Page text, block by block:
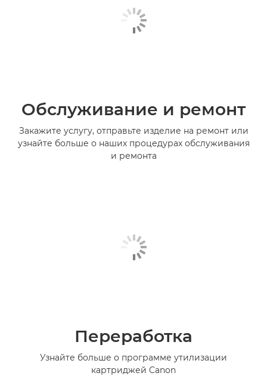
Обслуживание и ремонт
Закажите услугу, отправьте изделие на ремонт или
узнайте больше о наших процедурах обслуживания
и ремонта
Переработка
Узнайте больше о программе утилизации
картриджей Canon